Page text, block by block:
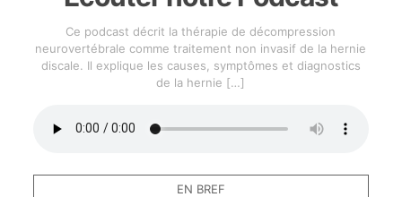
Ce podcast décrit la thérapie de décompression
neurovertébrale comme traitement non invasif de la hernie
discale. Il explique les causes, symptômes et diagnostics
de la hernie […]
EN BREF